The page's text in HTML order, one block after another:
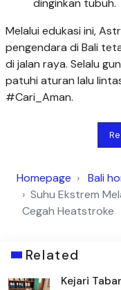
dinginkan tubuh.
Melalui edukasi ini,
pengendara di Bali
di jalan raya. Selalu
patuhi aturan lalu
#Cari_Aman.
Homepage
Bali
Suhu Ekstrem
Cegah Heatstroke
Related
Kejari